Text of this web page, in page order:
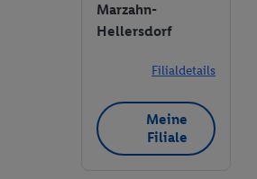
Marzahn-
Hellersdorf
Filialdetails
Meine
Filiale